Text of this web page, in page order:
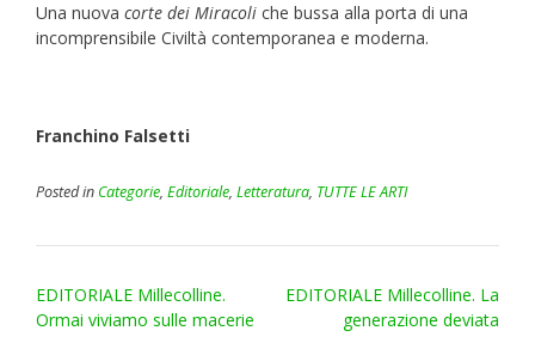
Una nuova corte dei Miracoli che bussa alla porta di una
incomprensibile Civiltà contemporanea e moderna.
Franchino Falsetti
Posted in Categorie, Editoriale, Letteratura, TUTTE LE ARTI
Post
navigation
EDITORIALE Millecolline.
Ormai viviamo sulle macerie
EDITORIALE Millecolline. La
generazione deviata